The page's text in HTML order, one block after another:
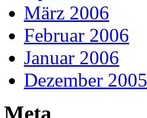
März 2006
Februar 2006
Januar 2006
Dezember 2005